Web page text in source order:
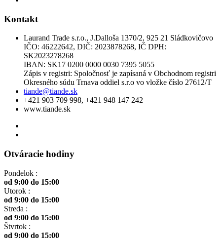
Kontakt
Laurand Trade s.r.o., J.Dalloša 1370/2, 925 21 Sládkovičovo
IČO: 46222642, DIČ: 2023878268, IČ DPH:
SK2023278268
IBAN: SK17 0200 0000 0030 7395 5055
Zápis v registri: Spoločnosť je zapísaná v Obchodnom registri
Okresného súdu Trnava oddiel s.r.o vo vložke číslo 27612/T
tiande@tiande.sk
+421 903 709 998, +421 948 147 242
www.tiande.sk
Otváracie hodiny
Pondelok :
od 9:00 do 15:00
Utorok :
od 9:00 do 15:00
Streda :
od 9:00 do 15:00
Štvrtok :
od 9:00 do 15:00